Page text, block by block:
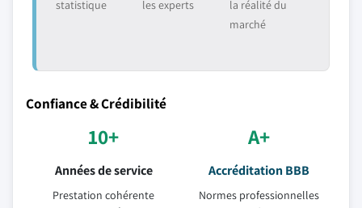
statistique
les experts
la réalité du
marché
Confiance & Crédibilité
10+
Années de service
Prestation cohérente
A+
Accréditation BBB
Normes professionnelles